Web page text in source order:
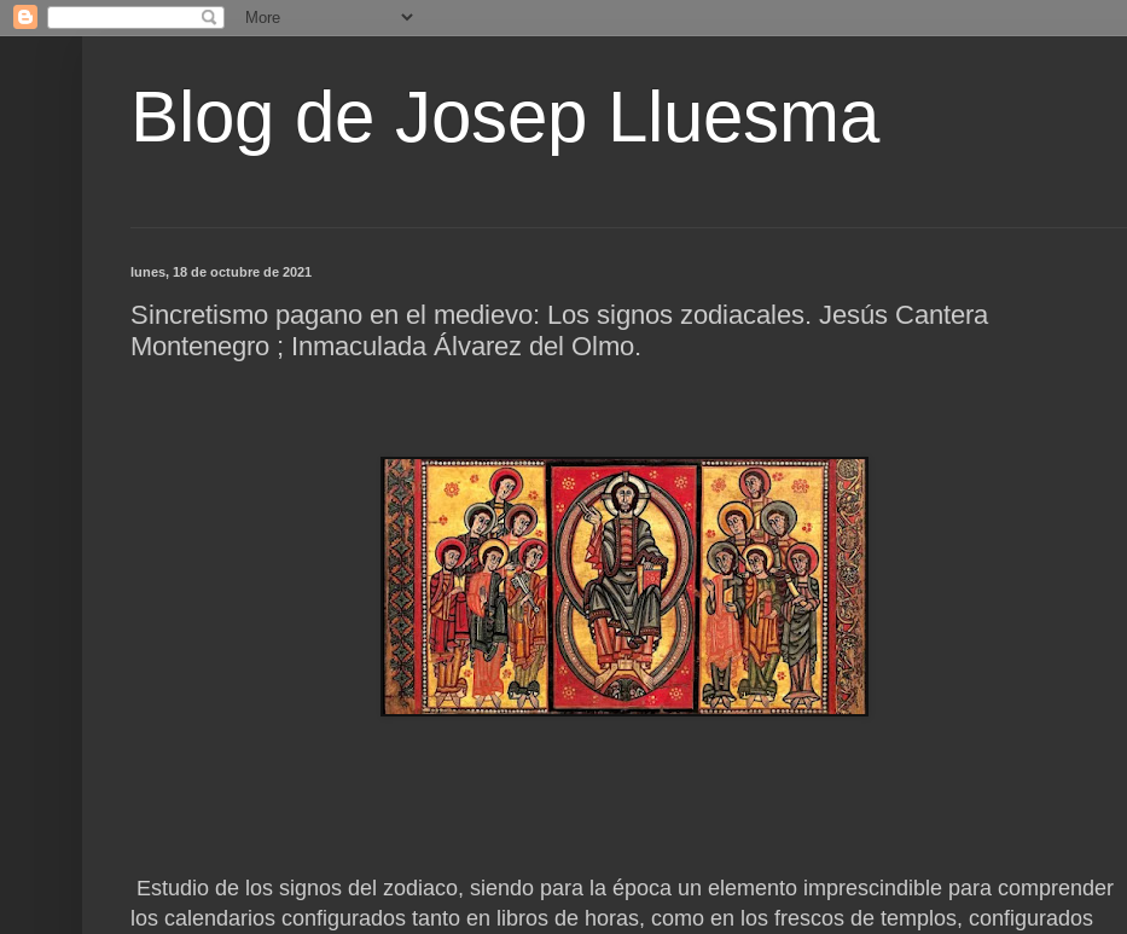
Blog de Josep Lluesma
lunes, 18 de octubre de 2021
Sincretismo pagano en el medievo: Los signos zodiacales. Jesús Cantera
Montenegro ; Inmaculada Álvarez del Olmo.
Estudio de los signos del zodiaco, siendo para la época un elemento imprescindible para comprender
los calendarios configurados tanto en libros de horas, como en los frescos de templos, configurados